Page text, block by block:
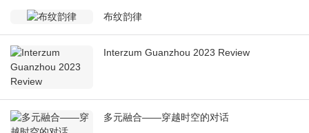
布纹韵律
Interzum Guanzhou 2023 Review
多元融合——穿越时空的对话